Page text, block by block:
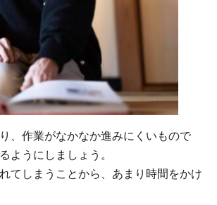
、作業がなかなか進みにくいもので
ようにしましょう。
てしまうことから、あまり時間をかけ